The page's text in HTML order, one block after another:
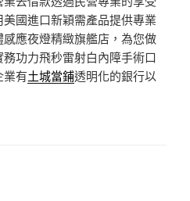
國進口新穎需產品提供專業
應夜燈精緻旗艦店，為您做
務功力飛秒雷射白內障手術口
業有土城當鋪透明化的銀行以